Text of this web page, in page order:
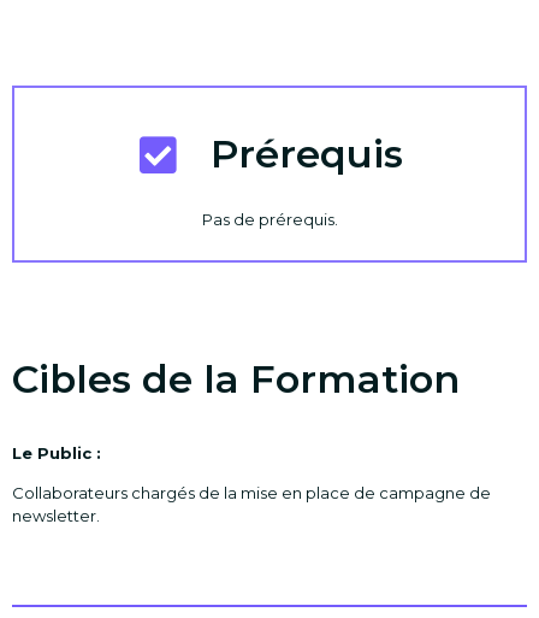
Prérequis
Pas de prérequis.
Cibles de la Formation
Le Public :
Collaborateurs chargés de la mise en place de campagne de
newsletter.